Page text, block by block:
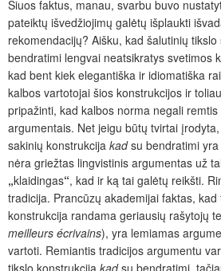
Šiuos faktus, manau, svarbu buvo
pateiktų išvedžiojimų galėtų išplaukti
rekomendacijų? Aišku, kad šalutinių
bendratimi lengvai neatsikratys svetimos
kad bent kiek elegantiška ir idiomatiška
kalbos vartotojai šios konstrukcijos ir
pripažinti, kad kalbos norma negali
argumentais. Net jeigu būtų tvirtai įrodyta
sakinių konstrukcija kadsu bendratimi yra
nėra griežtas lingvistinis argumentas už
„klaidingas“, kad ir ką tai galėtų reikšti.
tradicija. Prancūzų akademijai faktas,
konstrukcija randama geriausių rašytojų
meilleurs écrivains), yra lemiamas
vartoti. Remiantis tradicijos argumentu